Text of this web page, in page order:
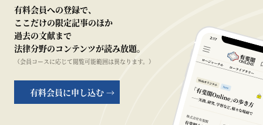
有料会員への登録で、
ここだけの限定記事のほか
過去の文献まで
法律分野のコンテンツが読み放題。
（会員コースに応じて閲覧可能範囲は異なります。）
有料会員に申し込む →